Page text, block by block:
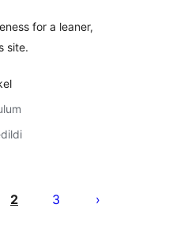
for a leaner,
site.
2 3